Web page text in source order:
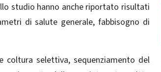
studio hanno anche riportato risultati
di salute generale, fabbisogno di
coltura selettiva, sequenziamento del